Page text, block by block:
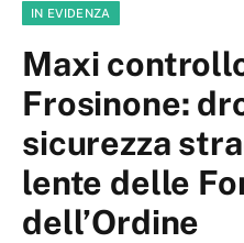
IN EVIDENZA
Maxi
Frosinone:
sicurezza
lente delle
dell’Ordine